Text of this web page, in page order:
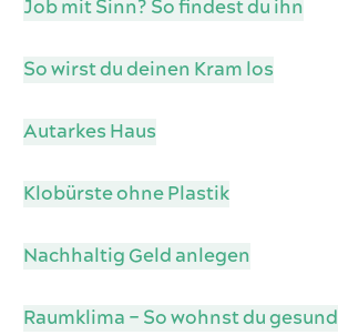
Job mit Sinn? So findest du ihn
So wirst du deinen Kram los
Autarkes Haus
Klobürste ohne Plastik
Nachhaltig Geld anlegen
Raumklima – So wohnst du gesund